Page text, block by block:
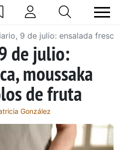
9 de julio: ensalada
de julio:
moussaka
de fruta
González